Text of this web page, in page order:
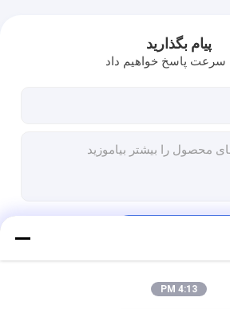
پیام بگذارید
سرعت پاسخ خواهیم داد
4:13 PM